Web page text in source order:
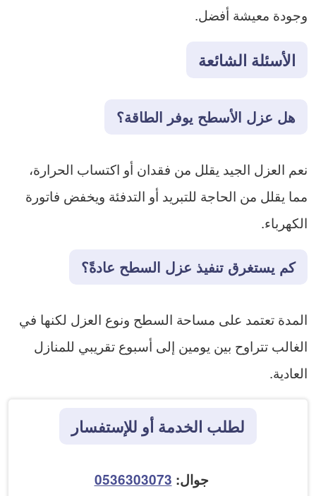
وجودة معيشة أفضل.
الأسئلة الشائعة
هل عزل الأسطح يوفر الطاقة؟
نعم العزل الجيد يقلل من فقدان أو اكتساب الحرارة،
مما يقلل من الحاجة للتبريد أو التدفئة ويخفض فاتورة
الكهرباء.
كم يستغرق تنفيذ عزل السطح عادةً؟
المدة تعتمد على مساحة السطح ونوع العزل لكنها في
الغالب تتراوح بين يومين إلى أسبوع تقريبي للمنازل
العادية.
لطلب الخدمة أو للإستفسار
جوال: 0536303073